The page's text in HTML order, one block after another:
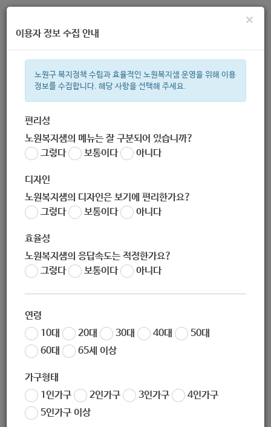
주간 인기검색어
한눈으로 보는 복지 정보
×
이용자 정보 수집 안내
노원구 복지정책 수립과 효율적인 노원복지샘 운영을 위해 이용
정보를 수집합니다. 해당 사항을 선택해 주세요.
편리성
노원복지샘의 메뉴는 잘 구분되어 있습니까?
그렇다
보통이다 아니다
디자인
노원복지샘의 디자인은 보기에 편리한가요?
그렇다
보통이다 아니다
효율성
노원복지샘의 응답속도는 적정한가요?
그렇다
보통이다 아니다
연령
10대
20대 30대 40대
50대
60대
65세 이상
가구형태
1인가구
2인가구 3인가구
4인가구
5인가구 이상
[가족기능보완사업 : 창의상상놀
이터]
지원대상
지원대상: 노원구 거주 초등 3~6학년 아동
지원인원: 8명